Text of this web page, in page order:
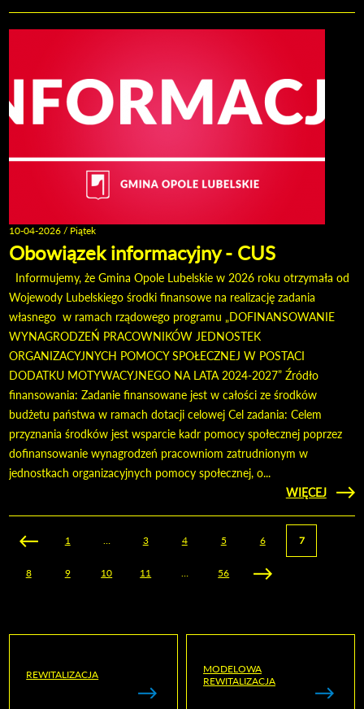
10-04-2026 / Piątek
Obowiązek informacyjny - CUS
Informujemy, że Gmina Opole Lubelskie w 2026 roku otrzymała od
Wojewody Lubelskiego środki finansowe na realizację zadania
własnego w ramach rządowego programu „DOFINANSOWANIE
WYNAGRODZEŃ PRACOWNIKÓW JEDNOSTEK
ORGANIZACYJNYCH POMOCY SPOŁECZNEJ W POSTACI
DODATKU MOTYWACYJNEGO NA LATA 2024-2027” Źródło
finansowania: Zadanie finansowane jest w całości ze środków
budżetu państwa w ramach dotacji celowej Cel zadania: Celem
przyznania środków jest wsparcie kadr pomocy społecznej poprzez
dofinansowanie wynagrodzeń pracowniom zatrudnionym w
jednostkach organizacyjnych pomocy społecznej, o...
CZYTAJ
WIĘCEJ
O
Strony 1 3 4 5 6 7
8 9 10 11 56
REWITALIZACJA
MODELOWA
REWITALIZACJA